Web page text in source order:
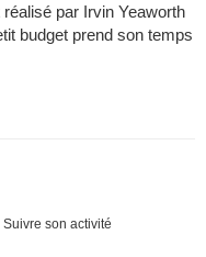
par Irvin Yeaworth
budget prend son temps
Suivre son activité